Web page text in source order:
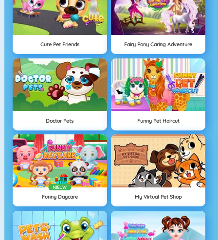
Cute Pet Friends Fairy Pony Caring Adventure
Doctor Pets Funny Pet Haircut
NIEUW
Funny Daycare My Virtual Pet Shop